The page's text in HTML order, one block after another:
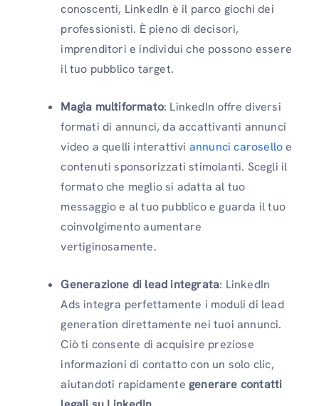
conoscenti, LinkedIn è il parco giochi dei
professionisti. È pieno di decisori,
imprenditori e individui che possono essere
il tuo pubblico target.
Magia multiformato: LinkedIn offre diversi
formati di annunci, da accattivanti annunci
video a quelli interattivi annunci caroselloe
contenuti sponsorizzati stimolanti. Scegli il
formato che meglio si adatta al tuo
messaggio e al tuo pubblico e guarda il tuo
coinvolgimento aumentare
vertiginosamente.
Generazione di lead integrata: LinkedIn
Ads integra perfettamente i moduli di lead
generation direttamente nei tuoi annunci.
Ciò ti consente di acquisire preziose
informazioni di contatto con un solo clic,
aiutandoti rapidamente generare contatti